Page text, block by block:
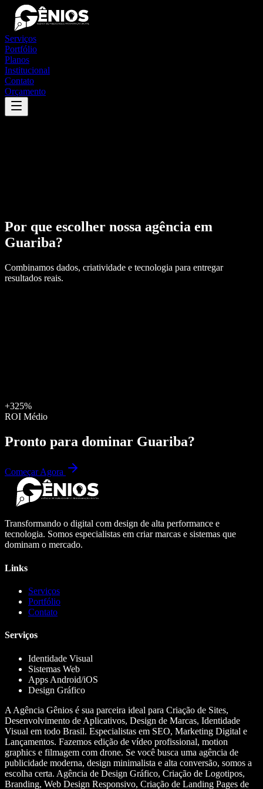
Serviços
Portfólio
Planos
Institucional
Contato
Orçamento
Por que escolher nossa agência em
Guariba?
Combinamos dados, criatividade e tecnologia para entregar
resultados reais.
+325%
ROI Médio
Pronto para dominar Guariba?
Começar Agora
Transformando o digital com design de alta performance e
tecnologia. Somos especialistas em criar marcas e sistemas que
dominam o mercado.
Links
Serviços
Portfólio
Contato
Serviços
Identidade Visual
Sistemas Web
Apps Android/iOS
Design Gráfico
A Agência Gênios é sua parceira ideal para Criação de Sites,
Desenvolvimento de Aplicativos, Design de Marcas, Identidade
Visual em todo Brasil. Especialistas em SEO, Marketing Digital e
Lançamentos. Fazemos edição de vídeo profissional, motion
graphics e filmagem com drone. Se você busca uma agência de
publicidade moderna, design minimalista e alta conversão, somos a
escolha certa. Agência de Design Gráfico, Criação de Logotipos,
Branding, Web Design Responsivo, Criação de Landing Pages de